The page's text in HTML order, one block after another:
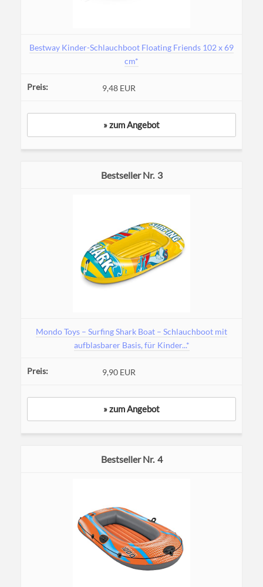
Bestway Kinder-Schlauchboot Floating Friends 102 x 69
cm*
9,48 EUR
» zum Angebot
3
Mondo Toys – Surfing Shark Boat – Schlauchboot mit
aufblasbarer Basis, für Kinder...*
9,90 EUR
» zum Angebot
4